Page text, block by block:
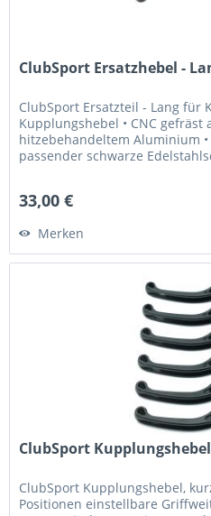
ClubSport Ersatzhebel -
ClubSport Ersatzteil - Lang für
Kupplungshebel • CNC gefräst
hitzebehandeltem Aluminium
passender schwarze
33,00 €
Merken
ClubSport
ClubSport Kupplungshebel,
Positionen einstellbare